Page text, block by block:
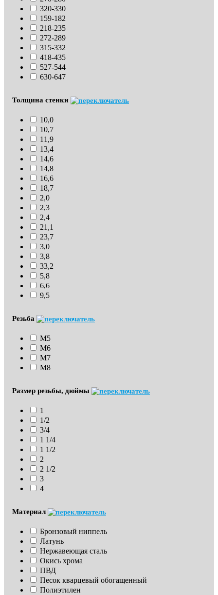
320-330
159-182
218-235
272-289
315-332
418-435
527-544
630-647
Толщина стенки
10,0
10,7
11,9
13,4
14,6
14,8
16,6
18,7
2,0
2,3
2,4
21,1
23,7
3,0
3,8
33,2
5,8
6,6
9,5
Резьба
М5
М6
М7
М8
Размер резьбы, дюймы
1
1/2
3/4
1 1/4
1 1/2
2
2 1/2
3
4
Материал
Бронзовый ниппель
Латунь
Нержавеющая сталь
Окись хрома
ПВД
Песок кварцевый обогащенный
Полиэтилен